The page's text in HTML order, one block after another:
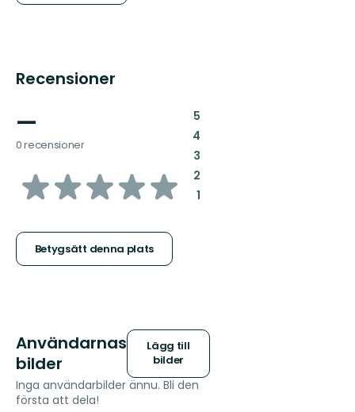
Recensioner
—
0 recensioner
av
stjärnor
Betygsätt denna plats
5:
4:
3:
2:
1:
Användarnas
bilder
Lägg till
bilder
Inga användarbilder ännu. Bli den
första att dela!